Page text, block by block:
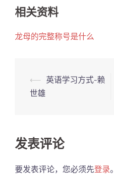
相关资料
龙母的完整称号是什么
Post
navigation
⟵
英语学习方式-赖
世雄
发表评论
要发表评论，您必须先登录。